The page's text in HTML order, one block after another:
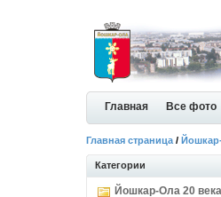
Главная Все фото
Главная страница /
Категории
Йошкар-Ола 20 века